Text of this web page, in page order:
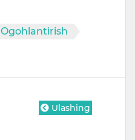
Ogohlantirish
Ulashing